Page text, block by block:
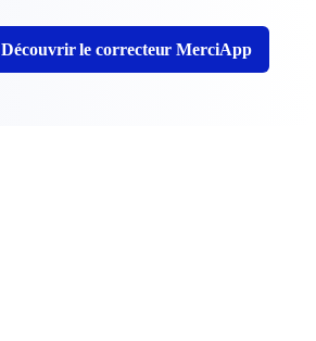
Découvrir le correcteur MerciApp